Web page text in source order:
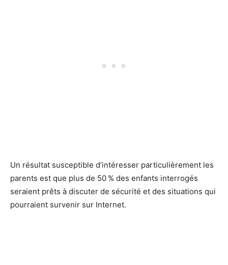
Un résultat susceptible d’intéresser particulièrement les
parents est que plus de 50 % des enfants interrogés
seraient prêts à discuter de sécurité et des situations qui
pourraient survenir sur Internet.